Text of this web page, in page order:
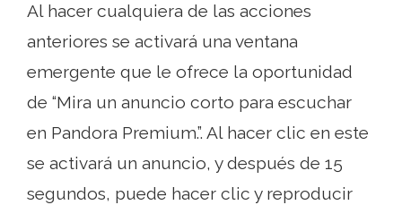
Al hacer cualquiera de las acciones
anteriores se activará una ventana
emergente que le ofrece la oportunidad
de “Mira un anuncio corto para escuchar
en Pandora Premium.”. Al hacer clic en este
se activará un anuncio, y después de 15
segundos, puede hacer clic y reproducir